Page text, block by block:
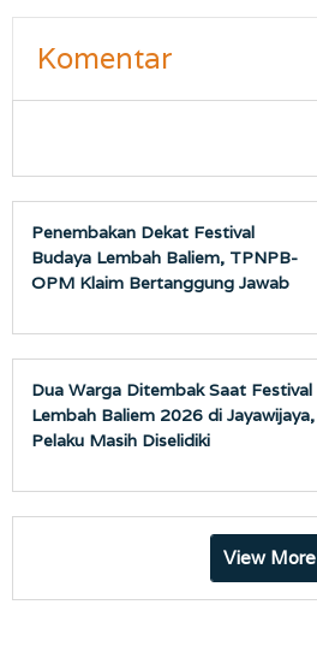
Komentar
Penembakan Dekat Festival
Budaya Lembah Baliem, TPNPB-
OPM Klaim Bertanggung Jawab
Dua Warga Ditembak Saat Festival
Lembah Baliem 2026 di Jayawijaya,
Pelaku Masih Diselidiki
View More